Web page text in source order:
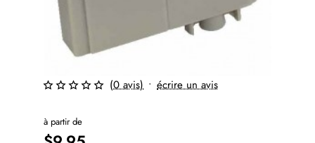
(0 avis) • écrire un avis
à partir de